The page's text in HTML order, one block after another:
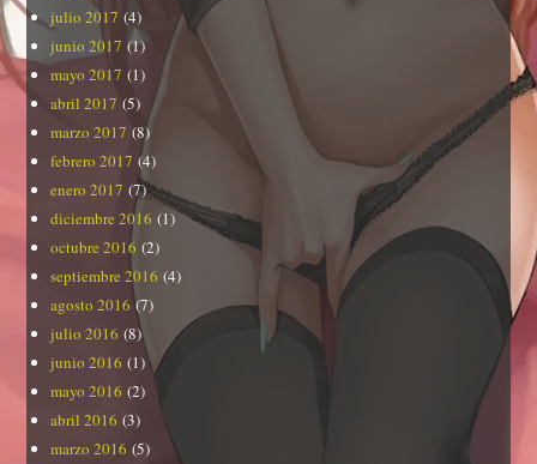
julio 2017 (4)
junio 2017 (1)
mayo 2017 (1)
abril 2017 (5)
marzo 2017 (8)
febrero 2017 (4)
enero 2017 (7)
diciembre 2016 (1)
octubre 2016 (2)
septiembre 2016 (4)
agosto 2016 (7)
julio 2016 (8)
junio 2016 (1)
mayo 2016 (2)
abril 2016 (3)
marzo 2016 (5)